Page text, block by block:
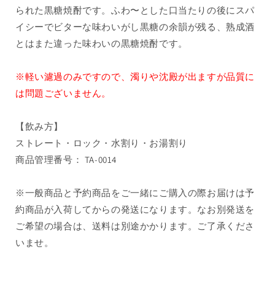
られた黒糖焼酎です。ふわ〜とした口当たりの後にスパ
イシーでビターな味わいがし黒糖の余韻が残る、熟成酒
とはまた違った味わいの黒糖焼酎です。
※軽い濾過のみですので、濁りや沈殿が出ますが品質に
は問題ございません。
【飲み方】
ストレート・ロック・水割り・お湯割り
商品管理番号： TA-0014
※一般商品と予約商品をご一緒にご購入の際お届けは予
約商品が入荷してからの発送になります。なお別発送を
ご希望の場合は、送料は別途かかります。ご了承くださ
いませ。